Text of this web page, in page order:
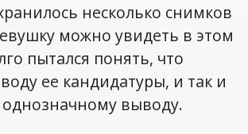
несколько снимков
можно увидеть в этом
пытался понять, что
ее кандидатуры, и так и
выводу.